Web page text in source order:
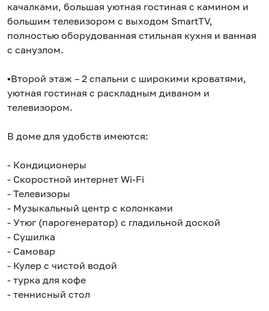
качалками, большая уютная гостиная с камином и
большим телевизором с выходом SmаrtТV,
полностью оборудованная стильная кухня и ванная
с санузлом.
▪️Второй этаж – 2 спальни с широкими кроватями,
уютная гостиная с раскладным диваном и
телевизором.
В доме для удобств имеются:
- Кондиционеры
- Скоростной интернет Wi-Fi
- Телевизоры
- Музыкальный центр с колонками
- Утюг (парогенератор) с гладильной доской
- Сушилка
- Самовар
- Кулер с чистой водой
- турка для кофе
- теннисный стол